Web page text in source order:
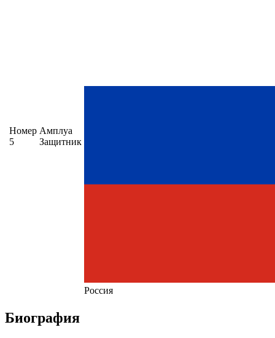
Номер
5
Амплуа
Защитник
Россия
Биография